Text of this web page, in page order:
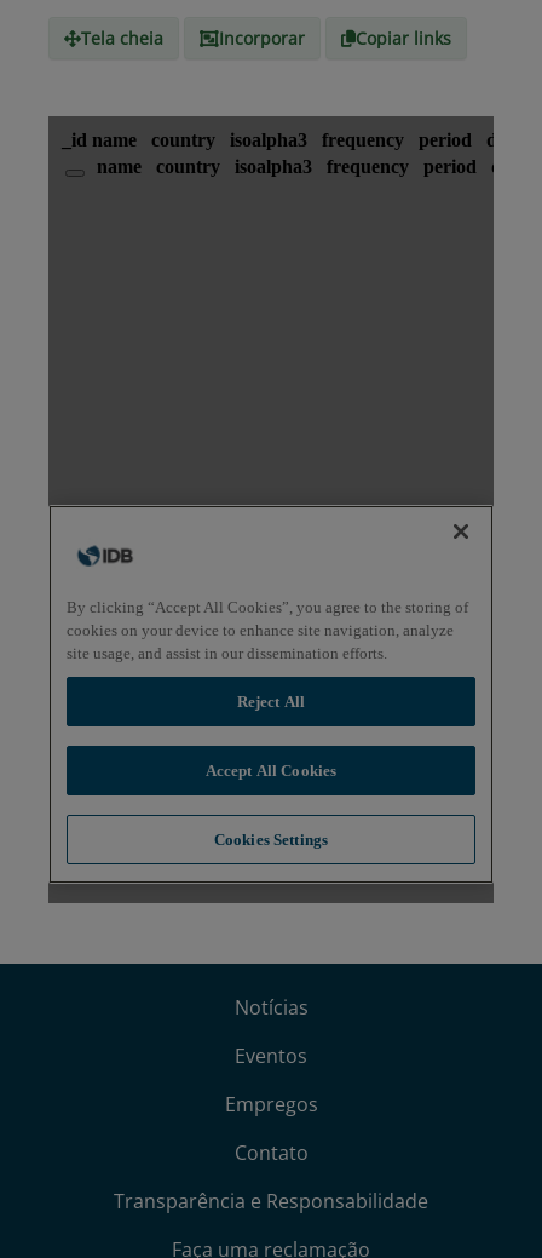
Tela cheia Incorporar Copiar links
Notícias
Eventos
Empregos
Contato
Transparência e Responsabilidade
Faça uma reclamação